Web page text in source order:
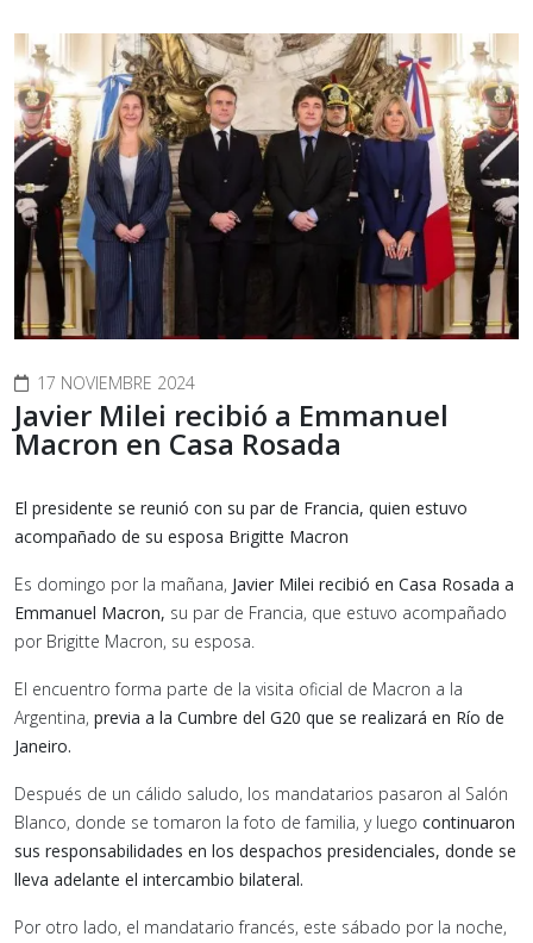
17 NOVIEMBRE 2024
Javier Milei recibió a Emmanuel
Macron en Casa Rosada
El presidente se reunió con su par de Francia, quien estuvo
acompañado de su esposa Brigitte Macron
Es domingo por la mañana, Javier Milei recibió en Casa Rosada a
Emmanuel Macron, su par de Francia, que estuvo acompañado
por Brigitte Macron, su esposa.
El encuentro forma parte de la visita oficial de Macron a la
Argentina, previa a la Cumbre del G20 que se realizará en Río de
Janeiro.
Después de un cálido saludo, los mandatarios pasaron al Salón
Blanco, donde se tomaron la foto de familia, y luego continuaron
sus responsabilidades en los despachos presidenciales, donde se
lleva adelante el intercambio bilateral.
Por otro lado, el mandatario francés, este sábado por la noche,